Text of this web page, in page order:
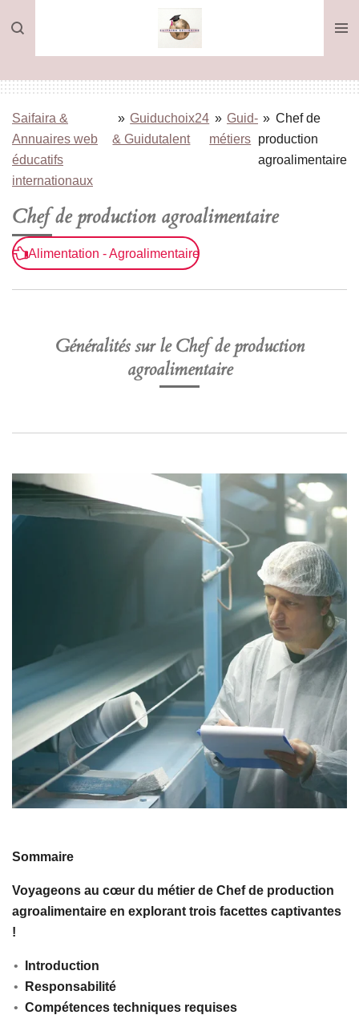
au
contenu
principal
Saifaira &
Annuaires web
éducatifs
internationaux
» Guiduchoix24
& Guidutalent
» Guid-
métiers
» Chef de
production
agroalimentaire
Chef de production agroalimentaire
Alimentation - Agroalimentaire
Généralités sur le Chef de production
agroalimentaire
Sommaire
Voyageons au cœur du métier de Chef de production
agroalimentaire en explorant trois facettes captivantes
!
Introduction
Responsabilité
Compétences techniques requises